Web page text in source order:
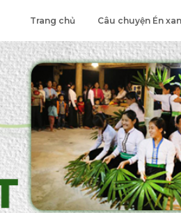
Trang chủ Câu chuyện Én